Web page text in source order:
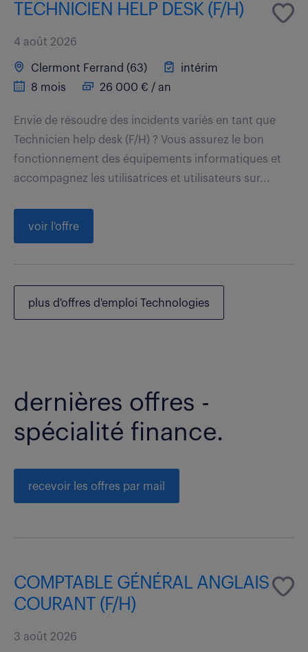
TECHNICIEN HELP DESK (F/H)
4 août 2026
Clermont Ferrand (63)
intérim
8 mois
26 000 € / an
Envie de résoudre des incidents variés en tant que
Technicien help desk (F/H) ? Vous assurez le bon
fonctionnement des équipements informatiques et
accompagnez les utilisatrices et utilisateurs sur...
voir l'offre
plus d'offres d'emploi Technologies
dernières offres -
spécialité finance.
recevoir les offres par mail
COMPTABLE GÉNÉRAL ANGLAIS
COURANT (F/H)
3 août 2026